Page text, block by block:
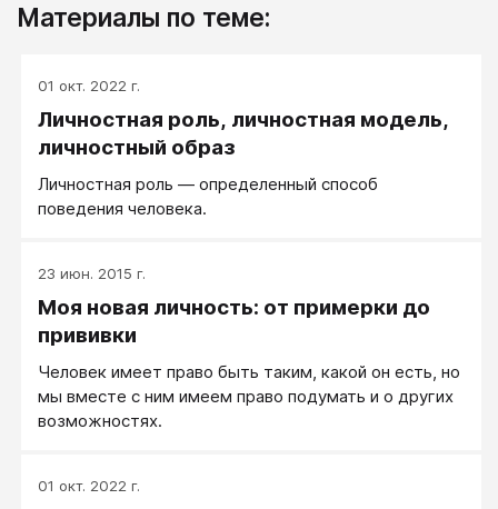
Материалы по теме:
01 окт. 2022 г.
Личностная роль, личностная модель,
личностный образ
Личностная роль ― определенный способ
поведения человека.
23 июн. 2015 г.
Моя новая личность: от примерки до
прививки
Человек имеет право быть таким, какой он есть, но
мы вместе с ним имеем право подумать и о других
возможностях.
01 окт. 2022 г.